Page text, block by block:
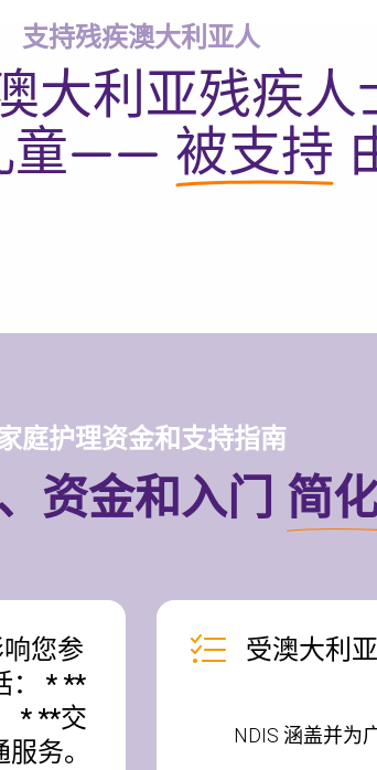
支持残疾澳大利亚人
大利亚残疾
童—— 被支持
庭护理资金和支持指南
资金和入门 简
您参
： * **
* **交
务。
受澳大利
NDIS 涵盖并为
您的邮政编码
看我们是否服务您的区域。.